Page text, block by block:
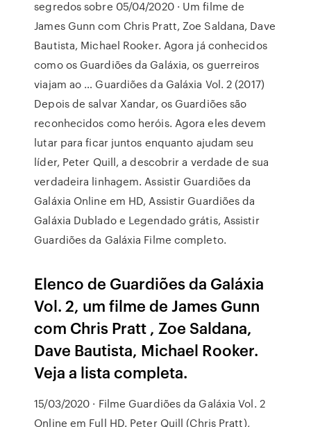
segredos sobre 05/04/2020 · Um filme de
James Gunn com Chris Pratt, Zoe Saldana, Dave
Bautista, Michael Rooker. Agora já conhecidos
como os Guardiões da Galáxia, os guerreiros
viajam ao … Guardiões da Galáxia Vol. 2 (2017)
Depois de salvar Xandar, os Guardiões são
reconhecidos como heróis. Agora eles devem
lutar para ficar juntos enquanto ajudam seu
líder, Peter Quill, a descobrir a verdade de sua
verdadeira linhagem. Assistir Guardiões da
Galáxia Online em HD, Assistir Guardiões da
Galáxia Dublado e Legendado grátis, Assistir
Guardiões da Galáxia Filme completo.
Elenco de Guardiões da Galáxia
Vol. 2, um filme de James Gunn
com Chris Pratt , Zoe Saldana,
Dave Bautista, Michael Rooker.
Veja a lista completa.
15/03/2020 · Filme Guardiões da Galáxia Vol. 2
Online em Full HD. Peter Quill (Chris Pratt),